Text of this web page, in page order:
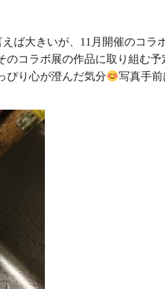
ば大きいが、11月開催のコラ
コラボ展の作品に取り組む予
ぴり心が澄んだ気分
写真手